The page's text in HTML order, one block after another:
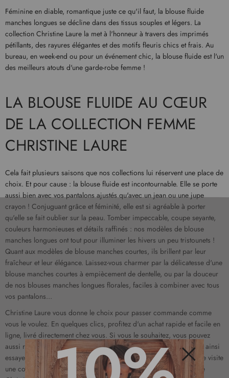
Féminine en diable, romantique juste ce qu'il faut, la blouse fluide
manches longues se décline dans des tissus souples et légers. La
collection Christine Laure la met à l'honneur à travers des imprimés
pétillants, des rayures élégantes et des motifs fleuris chics et frais. Au
bureau, en week-end ou pour un événement chic, la blouse fluide est l'un
des meilleurs atouts d'une garde-robe femme !
LA BLOUSE FLUIDE AU CŒUR
DE LA COLLECTION FEMME
CHRISTINE LAURE
Cela fait plusieurs saisons que nos collections lui réservent une place de
choix. Et pour cause : la blouse fluide est incontournable. Elle se porte
aussi bien avec vos pantalons ajustés qu'avec un jean ou une jupe
crayon ! Conjuguant grâce et féminité, elle est si agréable à porter
qu'elle se fait oublier sur la peau. Tomber impeccable, coupe seyante,
couleurs harmonieuses et détails raffinés : nos modèles de blouse
manches longues ont tout pour illuminer les hivers un peu tristounets !
Quant aux modèles de blouse manches courtes, ils brillent par leur
fraîcheur et leur élégance. Laissez-vous charmer par la délicatesse d'une
blouse manches courtes à empiècement de dentelle, ou par la douceur
de nos blouses manches longues florales, faciles à combiner avec tous
vos pantalons...
Christine Laure vous donne le choix pour passer commande comme
vous le voulez. En quelques clics, profitez d'un achat rapide et facile en
ligne, livré directement chez vous. Si vous le souhaitez, vous pouvez
aussi réserver un ou plusieurs produits en magasin. Vous pourrez ainsi
essayer votre coup de cœur en boutique et découvrir lors de votre visite
une collection pleine de nouveauté ! Rendez-vous dans la boutique
Fermer